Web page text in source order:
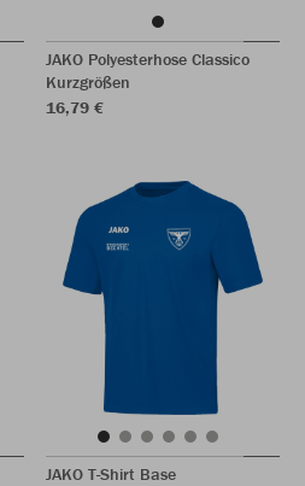
JAKO Polyesterhose Classico
Kurzgrößen
16,79 €
JAKO T-Shirt Base